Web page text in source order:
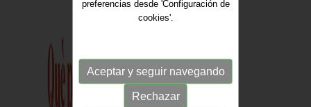
preferencias desde 'Configuración de
cookies'.
Aceptar y seguir navegando
Rechazar